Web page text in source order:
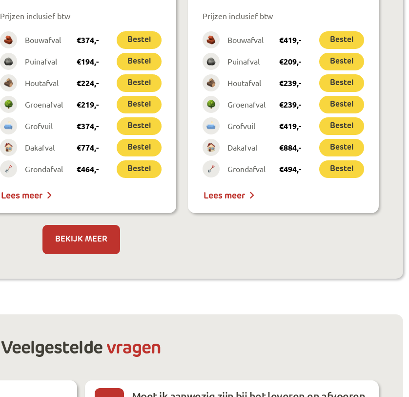
Prijzen inclusief btw
Bouwafval €374,- Bestel
Puinafval €194,- Bestel
Houtafval €224,- Bestel
Groenafval €219,- Bestel
Grofvuil €374,- Bestel
Dakafval €774,- Bestel
Grondafval €464,- Bestel
Lees meer
Prijzen inclusief btw
Bouwafval €419,- Bestel
Puinafval €209,- Bestel
Houtafval €239,- Bestel
Groenafval €239,- Bestel
Grofvuil €419,- Bestel
Dakafval €884,- Bestel
Grondafval €494,- Bestel
Lees meer
BEKIJK MEER
Veelgestelde vragen